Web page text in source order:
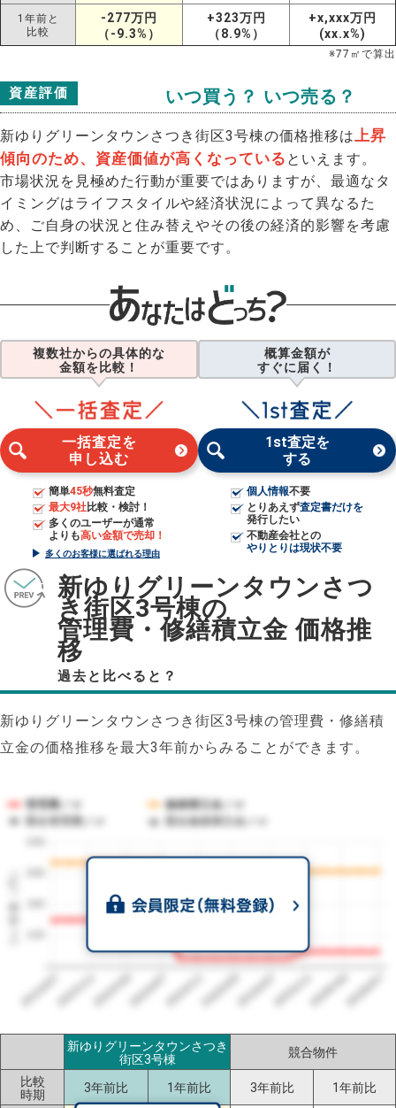
1年前と
比較
-277万円
（-9.3%）
+323万円
（8.9%）
+x,xxx万円
(xx.x%)
※77 ㎡で算出
資産評価 いつ買う？ いつ売る？
新ゆりグリーンタウンさつき街区3号棟の価格推移は 上昇
傾向のため、資産価値が高くなっている といえます。
市場状況を見極めた行動が重要ではありますが、最適なタ
イミングはライフスタイルや経済状況によって異なるた
め、ご自身の状況と住み替えやその後の経済的影響を考慮
した上で判断することが重要です。
複数社からの具体的な
金額を比較！
一括査定を
申し込む
簡単45秒無料査定
最大9社比較・検討！
多くのユーザーが通常
よりも高い金額で売却！
多くのお客様に選ばれる理由
概算金額が
すぐに届く！
1st査定を
する
個人情報不要
とりあえず査定書だけを
発行したい
不動産会社との
やりとりは現状不要
新ゆりグリーンタウンさつ
き街区3号棟の
管理費・修繕積立金 価格推
移
過去と比べると？
新ゆりグリーンタウンさつき街区3号棟の管理費・修繕積
立金の価格推移を最大3年前からみることができます。
1㎡単価（円）
管理費／㎡
修繕積立金／㎡
競合管理費／㎡
競合修繕積立金／㎡
2023/072023/112024/032024/072024/112025/032025/072025/112026/032026/07
新ゆりグリーンタウンさつき
街区3号棟
競合物件
比較
時期
3年前比 1年前比 3年前比 1年前比